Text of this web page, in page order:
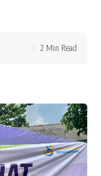
2 Min Read